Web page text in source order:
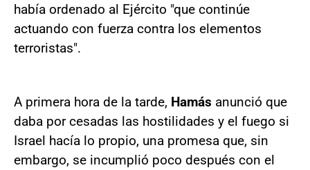
había ordenado al Ejército "que continúe
actuando con fuerza contra los elementos
terroristas".
A primera hora de la tarde, Hamás anunció que
daba por cesadas las hostilidades y el fuego si
Israel hacía lo propio, una promesa que, sin
embargo, se incumplió poco después con el